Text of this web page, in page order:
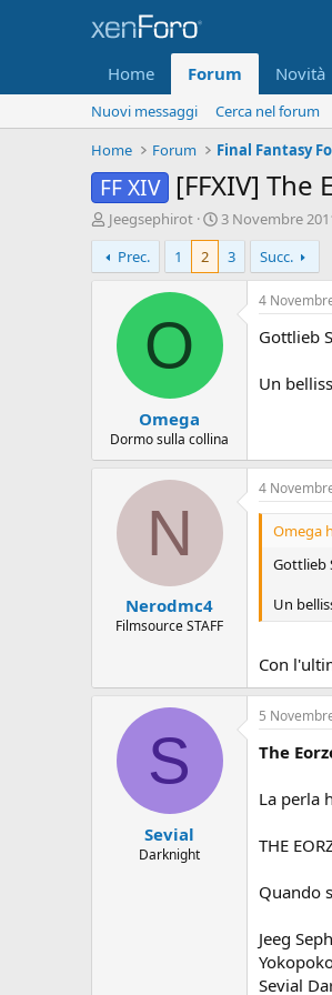
Home Forum Novità
Nuovi messaggi
Cerca nel forum
Home
Forum Final Fantasy
FF XIV [FFXIV]
A
u
t
o
D
s
s
Jeegsephirot
D
a
a
i
n
o
3 Novembre
Prec.
1 2 3 Succ.
O
Omega
Dormo sulla collina
4
Gottlieb
Un
N
Nerodmc4
Filmsource STAFF
4
Omega
Gottlieb
Un
Con
S
Sevial
Darknight
5
The
La perla
THE
Quando
Jeeg
Sevial